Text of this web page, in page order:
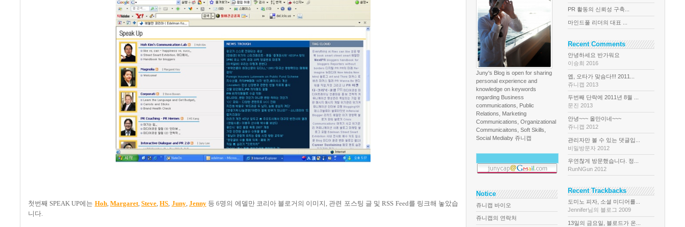
첫번째 SPEAK UP에는 Hoh, Margaret,Steve,HS, Juny, Jenny등 6명의 에델만 코리아 블로거의 이미지, 관련 포스팅 글 및 RSS Feed를 링크해 놓았습
니다.
Juny's Blog is open for sharing
personal experience and
knowledge on keywords
regarding Business
communications, Public
Relations, Marketing
Communications, Organizational
Communicaitons, Soft Skills,
Social Mediaby 쥬니캡
Notice
쥬니캡 바이오
쥬니캡의 연락처
PR 활동의 신뢰성 구축...
마인드풀 리더의 대표 ...
Recent Comments
안녕하세요 반가워요
이승희 2016
옙, 오타가 맞슴다!!! 2011...
쥬니캡 2013
두번째 단락에 2011년 8월 ...
문진 2013
안녕~~~ 올만이네~~~
쥬니캡 2012
관리자만 볼 수 있는 댓글입...
비밀방문자 2012
우연찮게 방문했습니다. 정...
RunNGun 2012
Recent Trackbacks
도미노 피자, 소셜 미디어를...
Jennifer님의 블로그 2009
13일의 금요일, 블로드가 온...